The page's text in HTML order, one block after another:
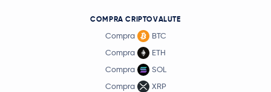
COMPRA CRIPTOVALUTE
Compra
BTC
Compra
ETH
Compra
SOL
Compra
XRP